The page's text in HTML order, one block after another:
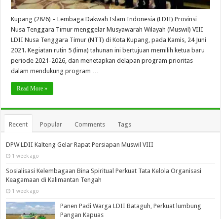
Kupang (28/6) – Lembaga Dakwah Islam Indonesia (LDII) Provinsi
Nusa Tenggara Timur menggelar Musyawarah Wilayah (Muswil) VIII
LDII Nusa Tenggara Timur (NTT) di Kota Kupang, pada Kamis, 24 Juni
2021. Kegiatan rutin 5 (lima) tahunan ini bertujuan memilih ketua baru
periode 2021-2026, dan menetapkan delapan program prioritas
dalam mendukung program …
Read More »
Recent Popular Comments Tags
DPW LDII Kalteng Gelar Rapat Persiapan Muswil VIII
1 week ago
Sosialisasi Kelembagaan Bina Spiritual Perkuat Tata Kelola Organisasi
Keagamaan di Kalimantan Tengah
1 week ago
Panen Padi Warga LDII Bataguh, Perkuat lumbung
Pangan Kapuas